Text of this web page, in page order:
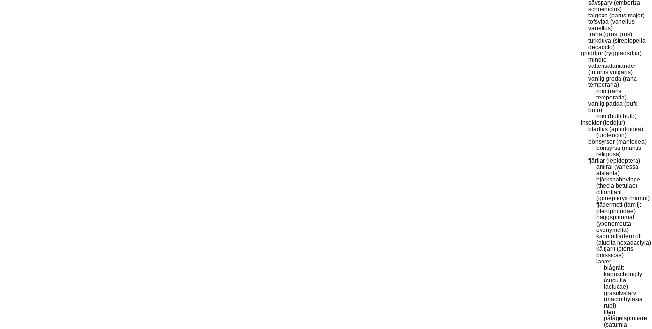
sävsparv (emberiza
schoeníclus)
talgoxe (parus major)
tofsvipa (vanellus
vanellus)
trana (grus grus)
turkduva (streptopelia
decaocto)
groddjur (ryggradsdjur)
mindre
vattensalamander
(triturus vulgaris)
vanlig groda (rana
temporaria)
rom (rana
temporaria)
vanlig padda (bufo
bufo)
rom (bufo bufo)
insekter (leddjur)
bladlus (aphidoidea)
(uroleucon)
bönsyrsor (mantodea)
bönsyrsa (mantis
religiosa)
fjärilar (lepidoptera)
amiral (vanessa
atalanta)
björksnabbvinge
(thecla betulae)
citronfjäril
(gonepteryx rhamni)
fjädermott (familj:
pterophoridae)
häggspinnmal
(yponomeuta
evonymella)
kaprifolfjädermott
(alucita hexadactyla)
kålfjäril (pieris
brassicae)
larver
blågrått
kapuschongfly
(cucullia
lactucae)
gräsulvslarv
(macrothylasia
rubi)
liten
påfågelspinnare
(saturnia